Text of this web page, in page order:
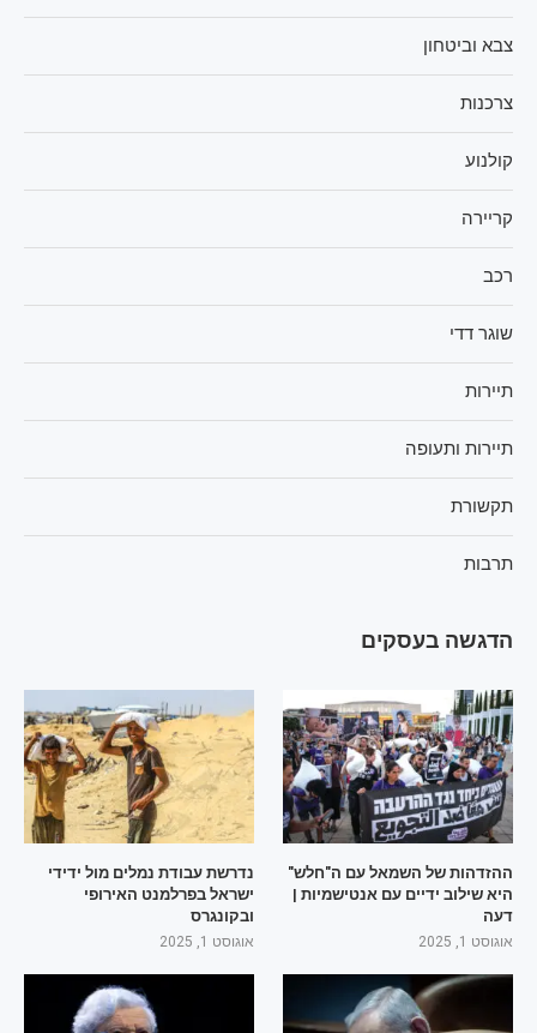
צבא וביטחון
צרכנות
קולנוע
קריירה
רכב
שוגר דדי
תיירות
תיירות ותעופה
תקשורת
תרבות
הדגשה בעסקים
ההזדהות של השמאל עם ה"חלש"
היא שילוב ידיים עם אנטישמיות |
דעה
אוגוסט 1, 2025
נדרשת עבודת נמלים מול ידידי
ישראל בפרלמנט האירופי
ובקונגרס
אוגוסט 1, 2025